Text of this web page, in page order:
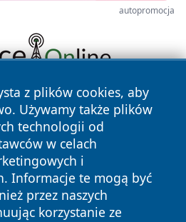
autopromocja
z plików cookies, aby
Używamy także plików
technologii od
w celach
i
Informacje te mogą być
przez naszych
korzystanie ze
Wszystkie prawa